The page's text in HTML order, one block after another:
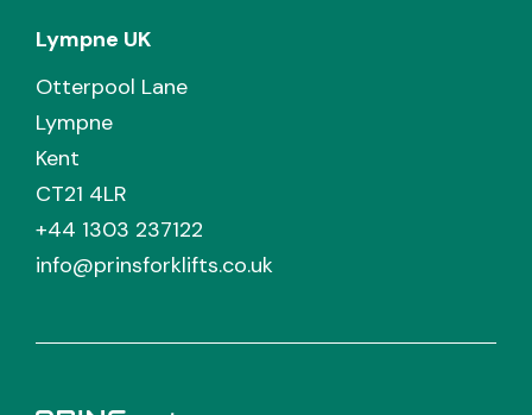
Lympne UK
Otterpool Lane
Lympne
Kent
CT21 4LR
+44 1303 237122
info@prinsforklifts.co.uk